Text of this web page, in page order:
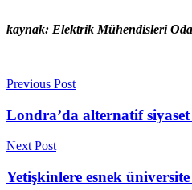
kaynak: Elektrik Mühendisleri
Previous Post
Londra’da alternatif
Next Post
Yetişkinlere esnek